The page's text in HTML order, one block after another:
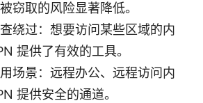
窃取的风险显著降低。
绕过：想要访问某些区域的内
提供了有效的工具。
场景：远程办公、远程访问内
提供安全的通道。